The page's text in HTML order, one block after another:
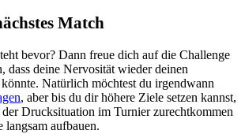
Match
bevor? Dann freue dich auf die Challenge
dass deine Nervosität wieder deinen
könnte. Natürlich möchtest du irgendwann
, aber bis du dir höhere Ziele setzen kannst,
Drucksituation im Turnier zurechtkommen
aufbauen.